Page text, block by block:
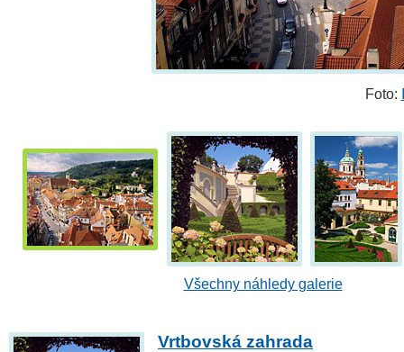
Foto:
Všechny náhledy galerie
Vrtbovská zahrada